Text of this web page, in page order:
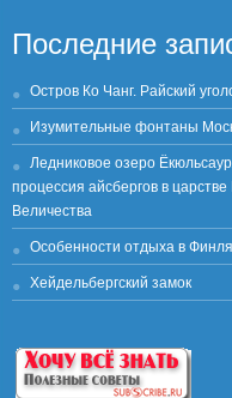
Последние
Остров Ко Чанг. Райский
Изумительные фонтаны
Ледниковое озеро
процессия айсбергов в
Величества
Особенности отдыха в
Хейдельбергский замок